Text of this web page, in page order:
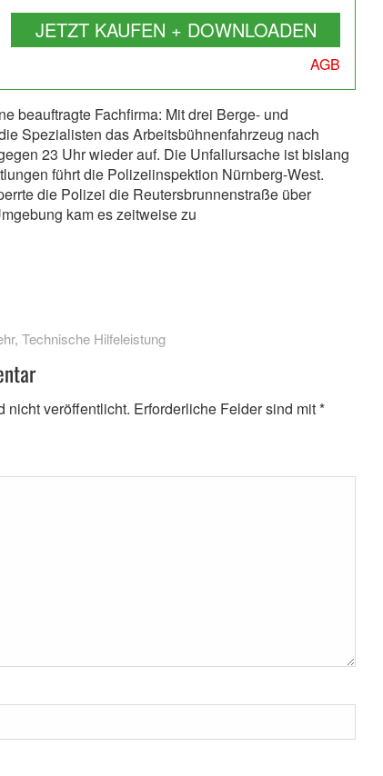
JETZT KAUFEN + DOWNLOADEN
AGB
beauftragte Fachfirma: Mit drei Berge- und
Spezialisten das Arbeitsbühnenfahrzeug nach
23 Uhr wieder auf. Die Unfallursache ist bislang
führt die Polizeiinspektion Nürnberg-West.
die Polizei die Reutersbrunnenstraße über
kam es zeitweise zu
, Technische Hilfeleistung
nicht veröffentlicht. Erforderliche Felder sind mit*